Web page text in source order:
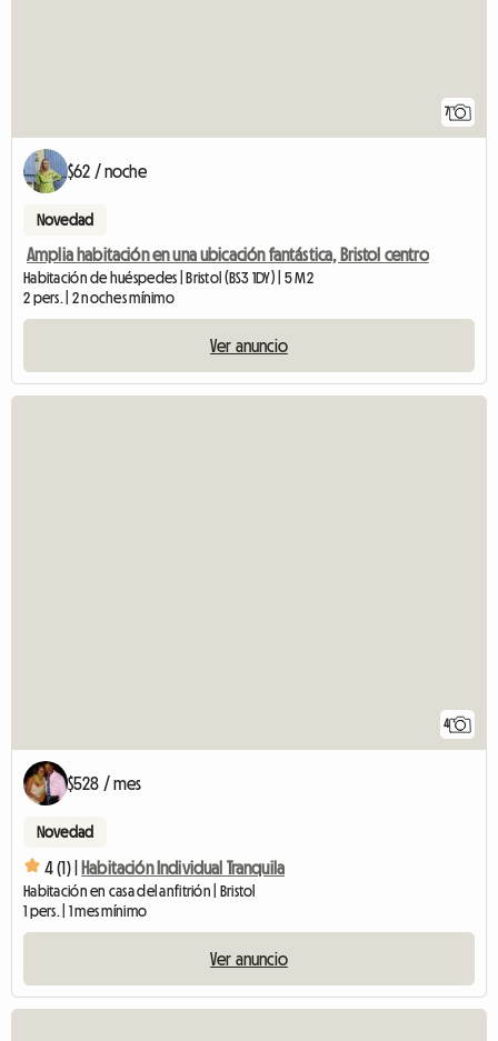
7
$62 / noche
Novedad
Amplia habitación en una ubicación fantástica, Bristol centro
Habitación de huéspedes | Bristol (BS3 1DY) | 5 M2
2 pers. | 2 noches mínimo
Ver anuncio
4
$528 / mes
Novedad
4 (1) | Habitación Individual Tranquila
Habitación en casa del anfitrión | Bristol
1 pers. | 1 mes mínimo
Ver anuncio